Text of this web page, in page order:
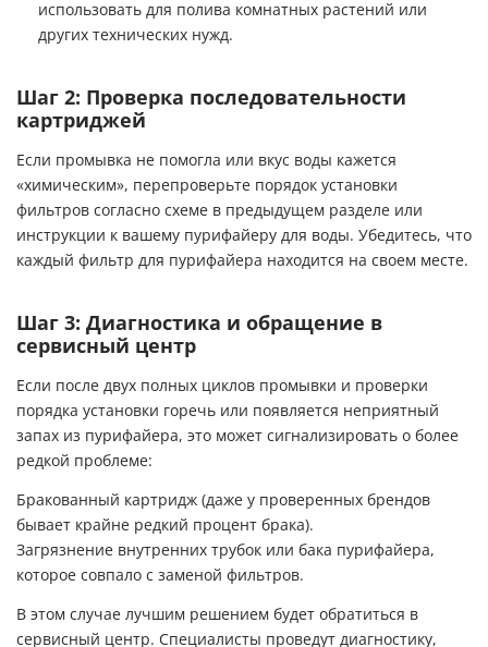
использовать для полива комнатных растений или
других технических нужд.
Шаг 2: Проверка последовательности
картриджей
Если промывка не помогла или вкус воды кажется
«химическим», перепроверьте порядок установки
фильтров согласно схеме в предыдущем разделе или
инструкции к вашему пурифайеру для воды. Убедитесь, что
каждый фильтр для пурифайера находится на своем месте.
Шаг 3: Диагностика и обращение в
сервисный центр
Если после двух полных циклов промывки и проверки
порядка установки горечь или появляется неприятный
запах из пурифайера, это может сигнализировать о более
редкой проблеме:
Бракованный картридж (даже у проверенных брендов
бывает крайне редкий процент брака).
Загрязнение внутренних трубок или бака пурифайера,
которое совпало с заменой фильтров.
В этом случае лучшим решением будет обратиться в
сервисный центр. Специалисты проведут диагностику,